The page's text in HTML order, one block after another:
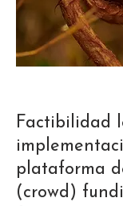
Factibilidad
plataforma
(crowd)